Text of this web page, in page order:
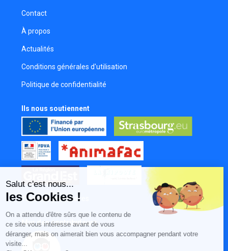
Juliette Petitjean
Comédienne
Michael Gojon-Dit-Martin
Contact
À propos
Actualités
Conditions générales d'utilisation
Politique de confidentialité
Ils nous soutiennent
Tous nos partenaires
Mur des contributeurs
Salut c'est nous...
les Cookies !
On a attendu d'être sûrs que le contenu de
ce site vous intéresse avant de vous
déranger, mais on aimerait bien vous accompagner pendant votre
visite...